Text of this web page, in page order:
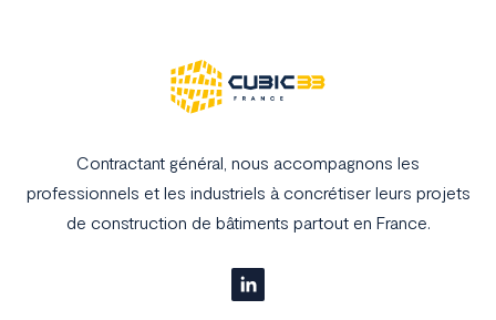
Contractant général, nous accompagnons les
professionnels et les industriels à concrétiser leurs projets
de construction de bâtiments partout en France.